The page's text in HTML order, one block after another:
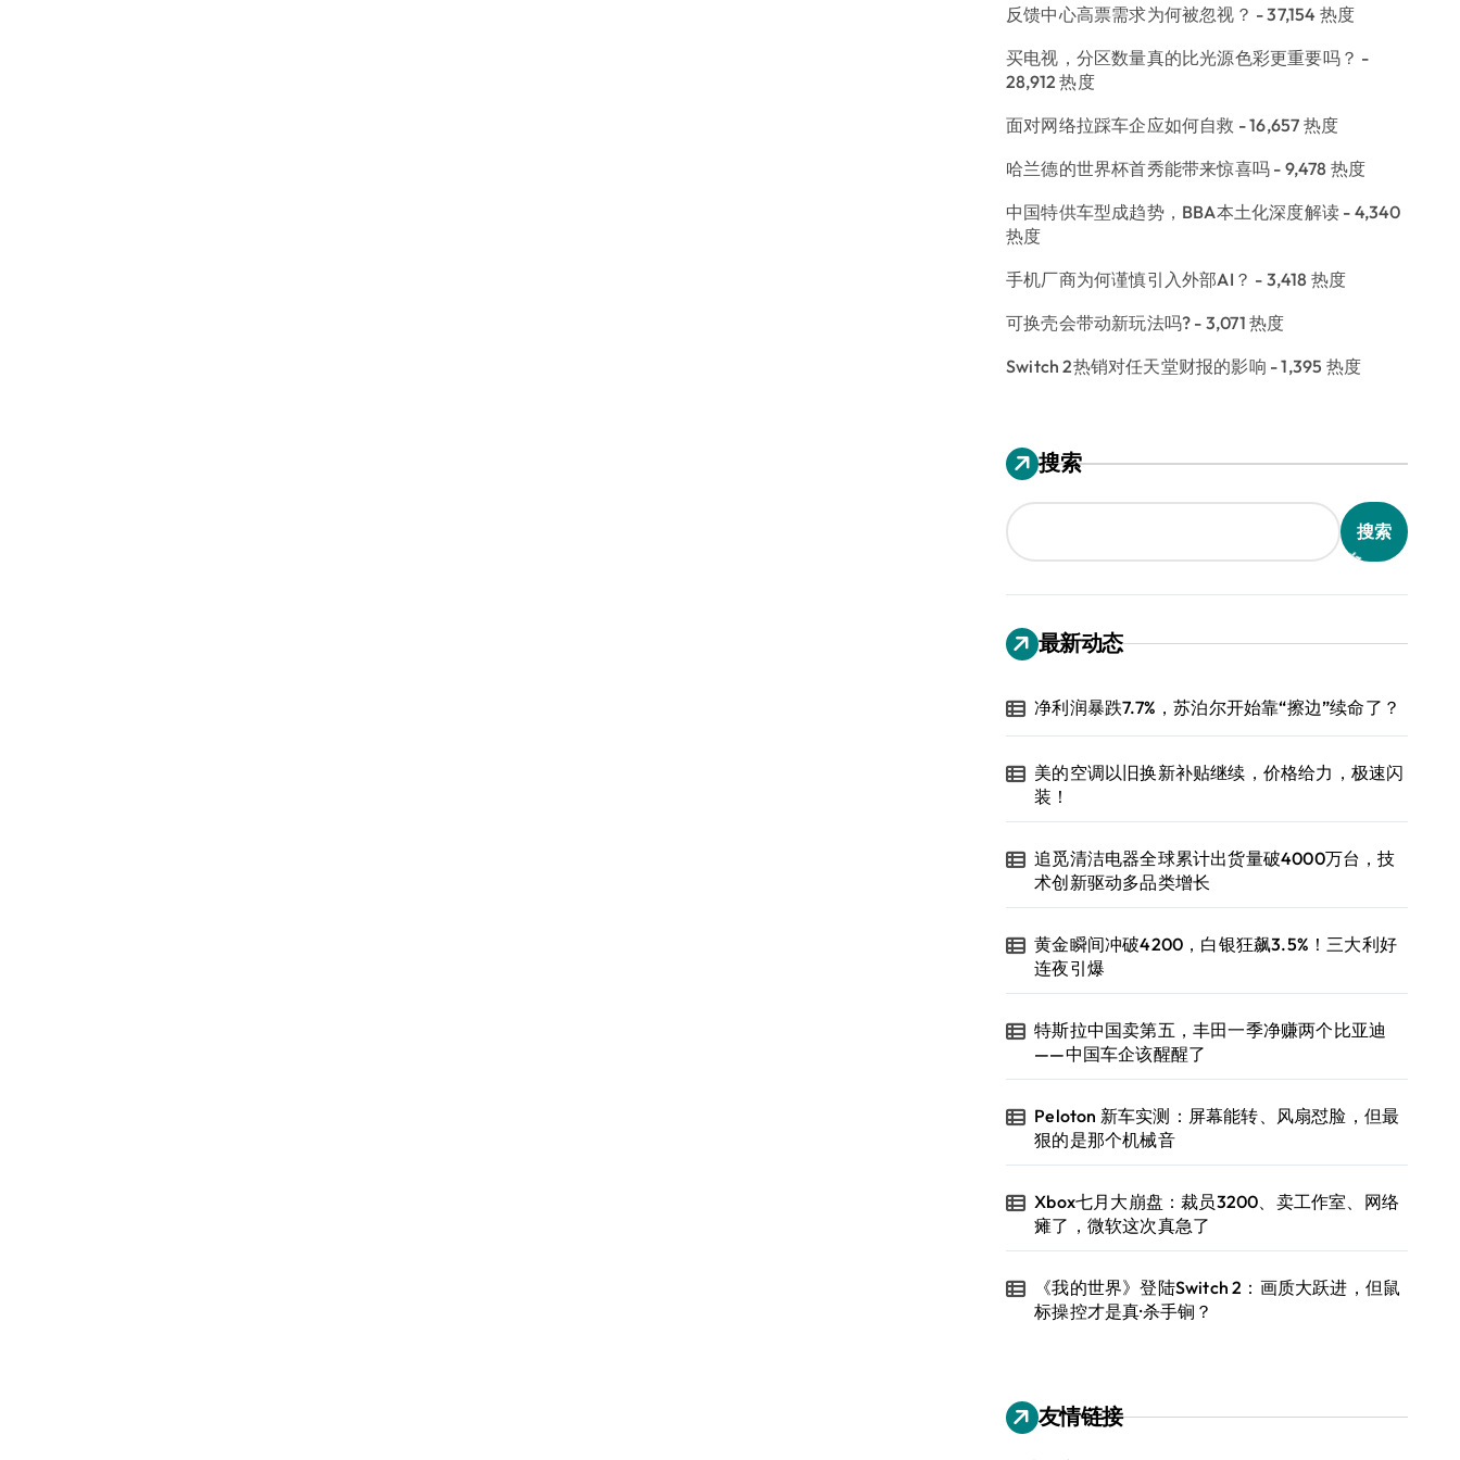
反馈中心高票需求为何被忽视？ - 37,154 热度
买电视，分区数量真的比光源色彩更重要吗？ -
28,912 热度
面对网络拉踩车企应如何自救 - 16,657 热度
哈兰德的世界杯首秀能带来惊喜吗 - 9,478 热度
中国特供车型成趋势，BBA本土化深度解读 - 4,340
热度
手机厂商为何谨慎引入外部AI？ - 3,418 热度
可换壳会带动新玩法吗? - 3,071 热度
Switch 2热销对任天堂财报的影响 - 1,395 热度
搜索
搜索
最新动态
净利润暴跌7.7%，苏泊尔开始靠“擦边”续命了？
美的空调以旧换新补贴继续，价格给力，极速闪
装！
追觅清洁电器全球累计出货量破4000万台，技
术创新驱动多品类增长
黄金瞬间冲破4200，白银狂飙3.5%！三大利好
连夜引爆
特斯拉中国卖第五，丰田一季净赚两个比亚迪
——中国车企该醒醒了
Peloton 新车实测：屏幕能转、风扇怼脸，但最
狠的是那个机械音
Xbox七月大崩盘：裁员3200、卖工作室、网络
瘫了，微软这次真急了
《我的世界》登陆Switch 2：画质大跃进，但鼠
标操控才是真·杀手锏？
友情链接